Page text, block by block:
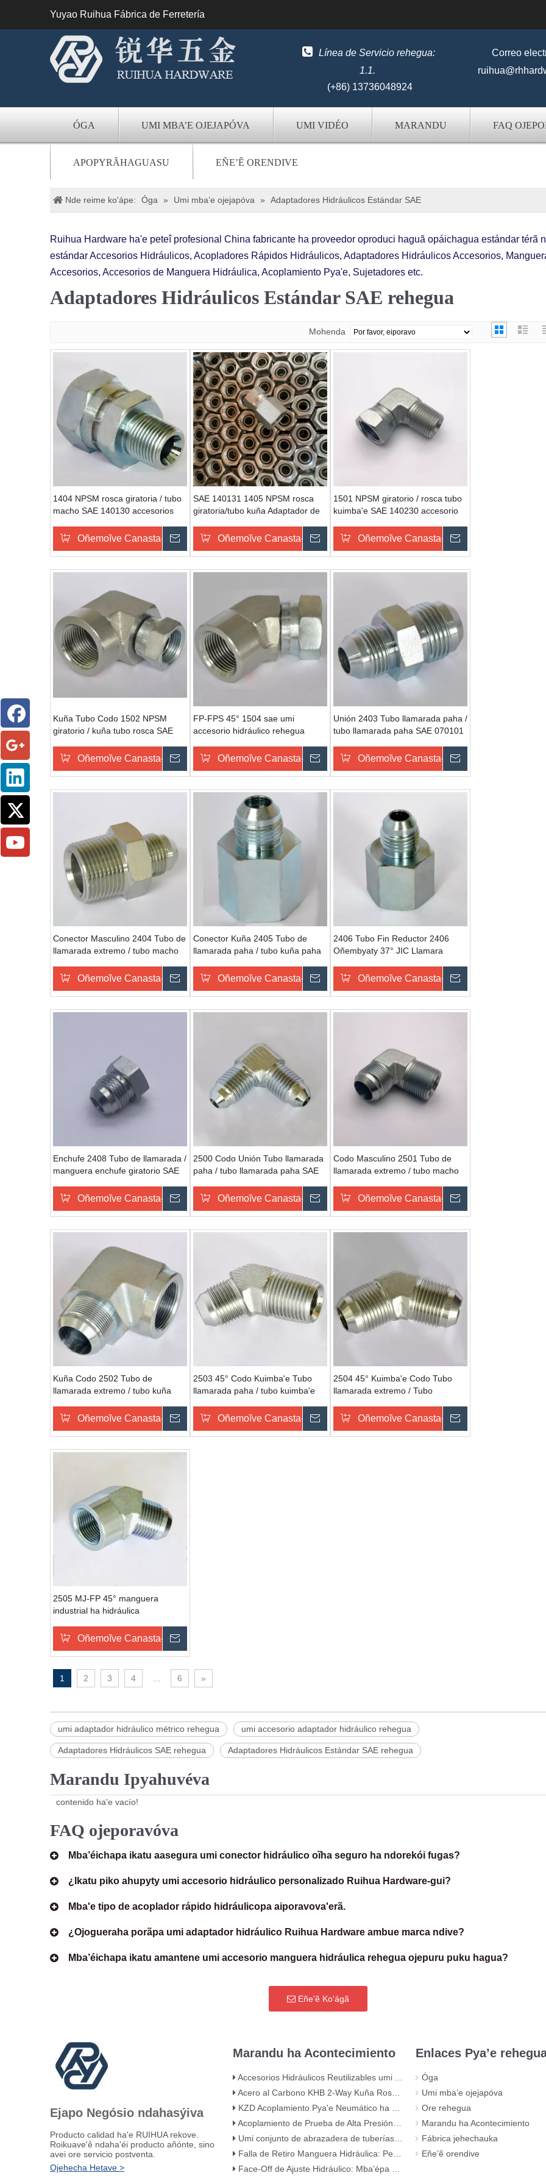
Yuyao Ruihua Fábrica de Ferretería
Línea de Servicio rehegua:
1.1.
(+86) 13736048924
Correo
ÓGA UMI MBA’E OJEJAPÓVA UMI VIDÉO MARANDU FAQ
APOPYRÃHAGUASU EÑE’Ẽ ORENDIVE
Nde reime ko'ápe: Óga » Umi mba’e ojejapóva » Adaptadores Hidráulicos Estándar SAE
Ruihua Hardware ha'e peteî profesional China fabricante ha proveedor oproduci haguã opáichagua estándar térã
estándar Accesorios Hidráulicos, Acopladores Rápidos Hidráulicos, Adaptadores Hidráulicos Accesorios,
Accesorios, Accesorios de Manguera Hidráulica, Acoplamiento Pya'e, Sujetadores etc.
Adaptadores Hidráulicos Estándar SAE rehegua
Mohenda
1404 NPSM rosca giratoria / tubo
macho SAE 140130 accesorios
Oñemoĩve Canasta-pe Omondo Ñeporandu
SAE 140131 1405 NPSM rosca
giratoria/tubo kuña Adaptador de
Oñemoĩve Canasta-pe Omondo Ñeporandu
1501 NPSM giratorio / rosca tubo
kuimba'e SAE 140230 accesorio
Oñemoĩve Canasta-pe
Kuña Tubo Codo 1502 NPSM
giratorio / kuña tubo rosca SAE
hidráulicosOñemoĩve Canasta-pe Omondo Ñeporandu
FP-FPS 45° 1504 sae umi
accesorio hidráulico rehegua
Oñemoĩve Canasta-pe Omondo Ñeporandu
Unión 2403 Tubo llamarada paha /
tubo llamarada paha SAE 070101
reheguaOñemoĩve Canasta-pe
Conector Masculino 2404 Tubo de
llamarada extremo / tubo macho
tubo hidráulico rehegua
Oñemoĩve Canasta-pe Omondo Ñeporandu
Conector Kuña 2405 Tubo de
llamarada paha / tubo kuña paha
hidráulicoOñemoĩve Canasta-pe Omondo Ñeporandu
2406 Tubo Fin Reductor 2406
Oñembyaty 37° JIC Llamara
tamaño SAE070123 cejn
Oñemoĩve Canasta-pe
Enchufe 2408 Tubo de llamarada /
manguera enchufe giratorio SAE
Oñemoĩve Canasta-pe Omondo Ñeporandu
2500 Codo Unión Tubo llamarada
paha / tubo llamarada paha SAE
Oñemoĩve Canasta-pe Omondo Ñeporandu
Codo Masculino 2501 Tubo de
llamarada extremo / tubo macho
jic hidráulicos
Oñemoĩve Canasta-pe
Kuña Codo 2502 Tubo de
llamarada extremo / tubo kuña
hidráulicas & accesorios
Oñemoĩve Canasta-pe Omondo Ñeporandu
2503 45° Codo Kuimba'e Tubo
llamarada paha / tubo kuimba'e
acero fabricantes
Oñemoĩve Canasta-pe Omondo Ñeporandu
2504 45° Kuimba'e Codo Tubo
llamarada extremo / Tubo
hidráulico fabricantes
Oñemoĩve Canasta-pe
2505 MJ-FP 45° manguera
industrial ha hidráulica
Oñemoĩve Canasta-pe
1 2 3 4 6 »
umi adaptador hidráulico métrico rehegua umi accesorio adaptador hidráulico rehegua
Adaptadores Hidráulicos SAE rehegua Adaptadores Hidráulicos Estándar SAE rehegua
Marandu Ipyahuvéva
contenido ha'e vacío!
FAQ ojeporavóva
Mba’éichapa ikatu aasegura umi conector hidráulico oĩha seguro ha ndorekói fugas?
¿Ikatu piko ahupyty umi accesorio hidráulico personalizado Ruihua Hardware-gui?
Mba'e tipo de acoplador rápido hidráulicopa aiporavova'erã.
¿Ojogueraha porãpa umi adaptador hidráulico Ruihua Hardware ambue marca ndive?
Mba’éichapa ikatu amantene umi accesorio manguera hidráulica rehegua ojepuru puku hagua?
Eñe'ẽ Ko'ágã
Ejapo Negósio ndahasýiva
Producto calidad ha'e RUIHUA rekove.
Roikuave'ê ndaha'éi producto añónte, sino
avei ore servicio postventa.
Ojehecha Hetave >
Marandu ha Acontecimiento
Accesorios Hidráulicos Reutilizables umi Asamblea Manguera de Alta Presión-pe guarã
Acero al Carbono KHB 2-Way Kuña Rosca Válvula de Bola de Alta Presión – KHB-G3/4
KZD Acoplamiento Pya'e Neumático ha Hidráulico
Acoplamiento de Prueba de Alta Presión 630 Bar Sistema Hidráulico-pe guarã
Umi conjunto de abrazadera de tuberías: Umi héroe noñembopúiva nde Sistema de tuberías rehegua
Falla de Retiro Manguera Hidráulica: Peteĩ Error Clásico Encrespamiento rehegua (Con Evidencia Visual)
Face-Off de Ajuste Hidráulico: Mba’épa ohechauka pe tuerca Calidad rehegua
Enlaces Pya’e
Óga
Umi mba’e ojejapóva
Ore rehegua
Marandu ha Acontecimiento
Fábrica jehechauka
Eñe’ẽ orendive